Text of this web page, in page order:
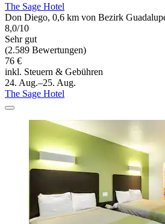
The Sage Hotel
Don Diego, 0,6 km von Bezirk
8,0/10
Sehr gut
(2.589 Bewertungen)
76 €
inkl. Steuern & Gebühren
24. Aug.–25. Aug.
The Sage Hotel